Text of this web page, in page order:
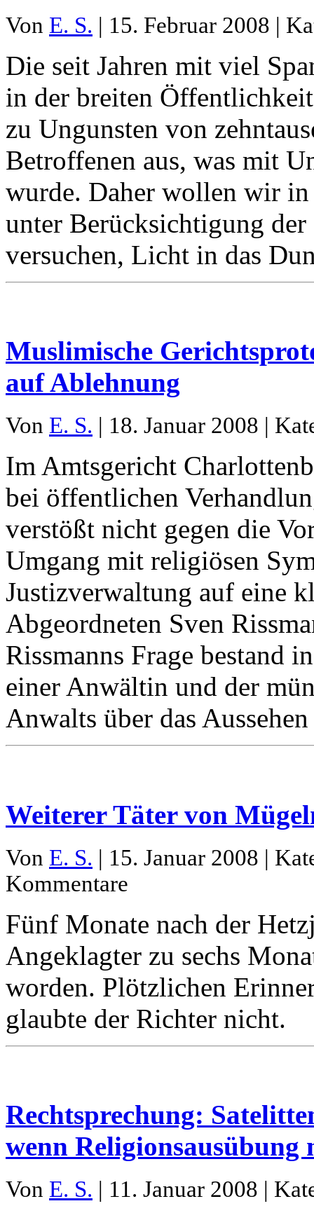
Von E. S. | 15. Februar 2008 |
Die seit Jahren mit viel
in der breiten
zu Ungunsten von
Betroffenen aus, was mit
wurde. Daher wollen wir
unter Berücksichtigung
versuchen, Licht in das
Muslimische
auf Ablehnung
Von E. S. | 18. Januar 2008 |
Im Amtsgericht
bei öffentlichen
verstößt nicht gegen die
Umgang mit religiösen
Justizverwaltung auf eine
Abgeordneten Sven
Rissmanns Frage bestand
einer Anwältin und der
Anwalts über das
Weiterer Täter von
Von E. S. | 15. Januar 2008 |
Kommentare
Fünf Monate nach der
Angeklagter zu sechs
worden. Plötzlichen
glaubte der Richter nicht.
Rechtsprechung:
wenn
Von E. S. | 11. Januar 2008 |